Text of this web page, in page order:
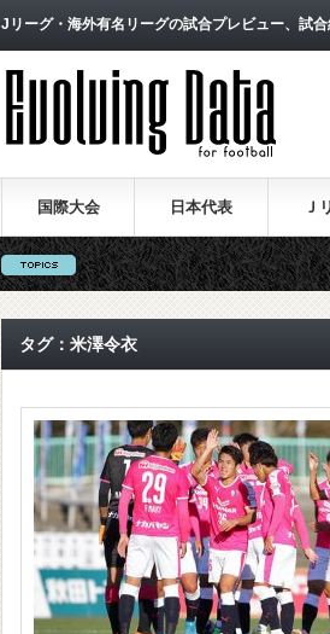
Jリーグ・海外有名リーグの試合プレビュー、試
国際大会 日本代表 Ｊ
タグ：米澤令衣